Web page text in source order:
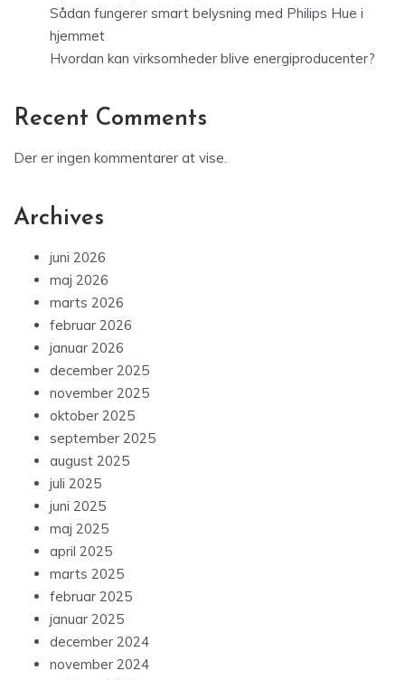
Sådan fungerer smart belysning med Philips Hue i
hjemmet
Hvordan kan virksomheder blive energiproducenter?
Recent Comments
Der er ingen kommentarer at vise.
Archives
juni 2026
maj 2026
marts 2026
februar 2026
januar 2026
december 2025
november 2025
oktober 2025
september 2025
august 2025
juli 2025
juni 2025
maj 2025
april 2025
marts 2025
februar 2025
januar 2025
december 2024
november 2024